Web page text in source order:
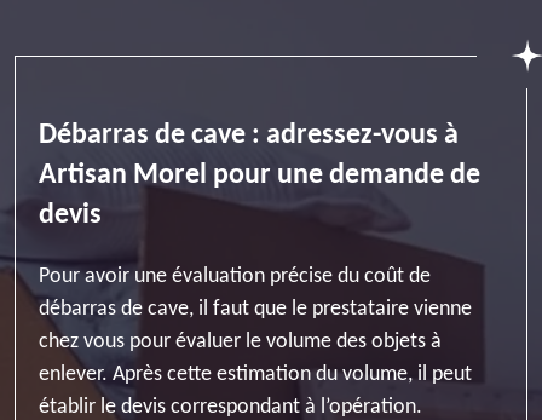
Débarras de cave : adressez-vous à
Artisan Morel pour une demande de
devis
Pour avoir une évaluation précise du coût de
débarras de cave, il faut que le prestataire vienne
chez vous pour évaluer le volume des objets à
enlever. Après cette estimation du volume, il peut
établir le devis correspondant à l’opération.